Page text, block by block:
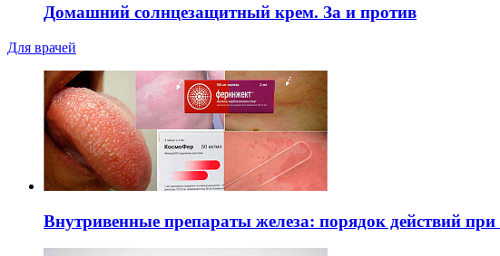
Домашний солнцезащитный крем. За и против
Для врачей
Внутривенные препараты железа: порядок действий